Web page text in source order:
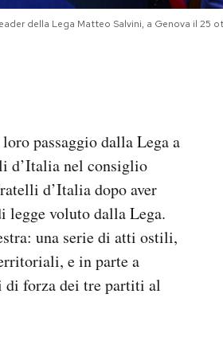
della Lega Matteo Salvini, a Genova il 25
passaggio dalla Lega a
d’Italia nel consiglio
d’Italia dopo aver
legge voluto dalla Lega.
una serie di atti ostili,
e in parte a
di forza dei tre partiti al